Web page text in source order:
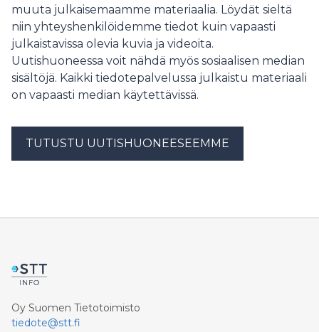
muuta julkaisemaamme materiaalia. Löydät sieltä
niin yhteyshenkilöidemme tiedot kuin vapaasti
julkaistavissa olevia kuvia ja videoita.
Uutishuoneessa voit nähdä myös sosiaalisen median
sisältöjä. Kaikki tiedotepalvelussa julkaistu materiaali
on vapaasti median käytettävissä.
TUTUSTU UUTISHUONEESEEMME
Oy Suomen Tietotoimisto
tiedote@stt.fi